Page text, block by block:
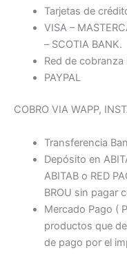
Tarjetas de
VISA –
– SCOTIA BANK.
Red de
PAYPAL
COBRO VIA WAPP,
Transferencia
Depósito en
ABITAB o RED
BROU sin pagar
Mercado Pago (
productos que
de pago por el